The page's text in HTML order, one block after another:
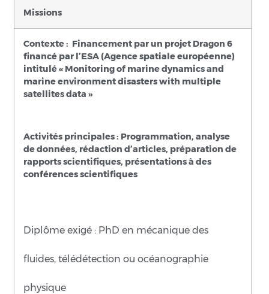
Missions
Contexte : Financement par un projet Dragon 6
financé par l’ESA (Agence spatiale européenne)
intitulé « Monitoring of marine dynamics and
marine environment disasters with multiple
satellites data »
Activités principales : Programmation, analyse
de données, rédaction d’articles, préparation de
rapports scientifiques, présentations à des
conférences scientifiques
Diplôme exigé : PhD en mécanique des
fluides, télédétection ou océanographie
physique